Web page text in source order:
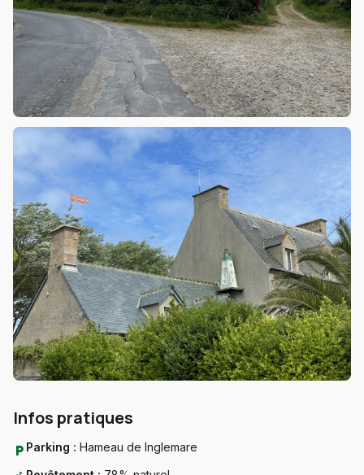
Infos pratiques
local_parking Parking : Hameau de Inglemare